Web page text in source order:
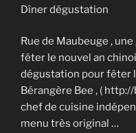
Dîner dégustation
Rue de Maubeuge ,
fêter le nouvel an
dégustation pour fêter
Bérangère Bee , (
chef de cuisine
menu très original …